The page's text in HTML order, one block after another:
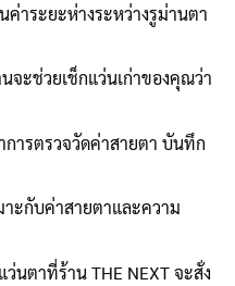
าระยะห่างระหว่างรูม่านตา
ะช่วยเช็กแว่นเก่าของคุณว่า
รตรวจวัดค่าสายตา บันทึก
ะกับค่าสายตาและความ
นตาที่ร้าน THE NEXT จะสั่ง